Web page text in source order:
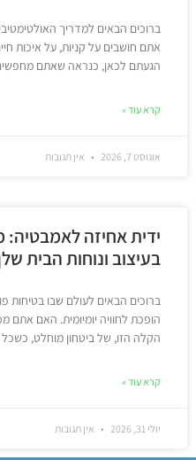
ברוכים הבאים למדריך
אתם חושבים על קניות, על איכות
הגעתם לכאן, כנראה שאתם מחפשים
קרא עוד »
אוגוסט 7, 2026 אין תגובות
ידית אחיזה
בעיצוב ונוחות הבית
ברוכים הבאים לעולם שבו בטיחות
הופכת לחוויה יומיומית. האם אתם
הקלה הזו, של ביטחון מוחלט, כשכל
קרא עוד »
יולי 31, 2026 אין תגובות